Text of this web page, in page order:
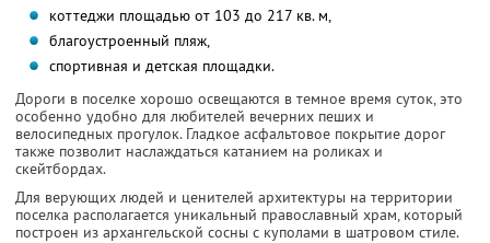
коттеджи площадью от 103 до 217 кв. м,
благоустроенный пляж,
спортивная и детская площадки.
Дороги в поселке хорошо освещаются в темное время суток, это
особенно удобно для любителей вечерних пеших и
велосипедных прогулок. Гладкое асфальтовое покрытие дорог
также позволит наслаждаться катанием на роликах и
скейтбордах.
Для верующих людей и ценителей архитектуры на территории
поселка располагается уникальный православный храм, который
построен из архангельской сосны с куполами в шатровом стиле.